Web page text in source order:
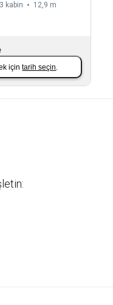
3 kabin
12,9 m
içintarih seçin